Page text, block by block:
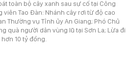
toàn bộ cây xanh sau sự cố tại Công
Tao Đàn: Nhánh cây rơi từ độ cao
Thường vụ Tỉnh ủy An Giang; Phó Chủ
quà người dân vùng lũ tại Sơn La; Lừa đi
10 tỷ đồng.